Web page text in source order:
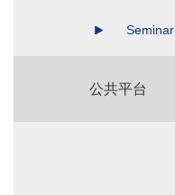
Seminar
公共平台